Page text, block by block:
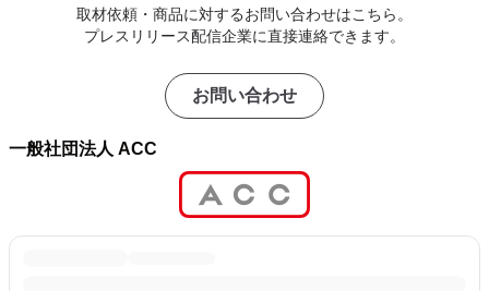
取材依頼・商品に対するお問い合わせはこちら。
プレスリリース配信企業に直接連絡できます。
お問い合わせ
一般社団法人 ACC